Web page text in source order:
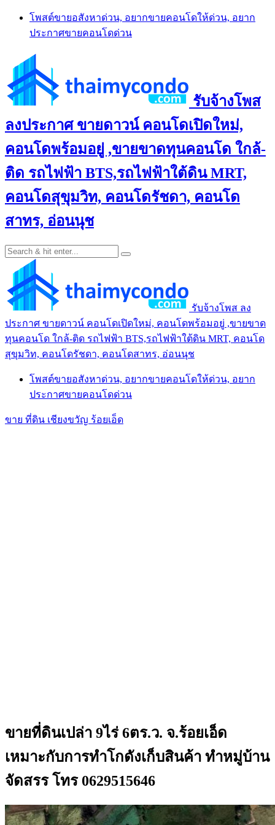
Skip
content
โพสต์ขายอสังหาด่วน, อยากขายคอนโดให้ด่วน, อยาก
ประกาศขายคอนโดด่วน
รับจ้างโพส
ลงประกาศ ขายดาวน์ คอนโดเปิดใหม่,
คอนโดพร้อมอยู่ ,ขายขาดทุนคอนโด ใกล้-
ติด รถไฟฟ้า BTS,รถไฟฟ้าใต้ดิน MRT,
คอนโดสุขุมวิท, คอนโดรัชดา, คอนโด
สาทร, อ่อนนุช
รับจ้างโพส ลง
ประกาศ ขายดาวน์ คอนโดเปิดใหม่, คอนโดพร้อมอยู่ ,ขายขาด
ทุนคอนโด ใกล้-ติด รถไฟฟ้า BTS,รถไฟฟ้าใต้ดิน MRT, คอนโด
สุขุมวิท, คอนโดรัชดา, คอนโดสาทร, อ่อนนุช
โพสต์ขายอสังหาด่วน, อยากขายคอนโดให้ด่วน, อยาก
ประกาศขายคอนโดด่วน
ขาย ที่ดิน เชียงขวัญ ร้อยเอ็ด
ขายที่ดินเปล่า 9ไร่ 6ตร.ว. จ.ร้อยเอ็ด
เหมาะกับการทำโกดังเก็บสินค้า ทำหมู่บ้าน
จัดสรร โทร 0629515646